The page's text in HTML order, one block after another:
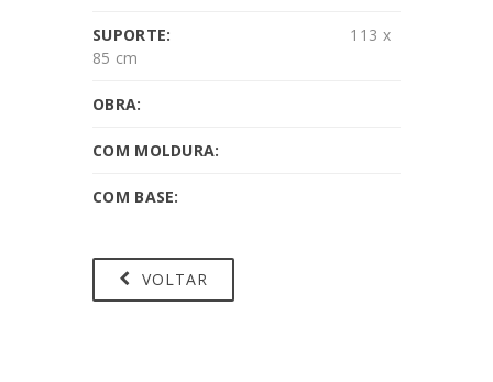
SUPORTE:
113 x
85 cm
OBRA:
COM MOLDURA:
COM BASE:
VOLTAR